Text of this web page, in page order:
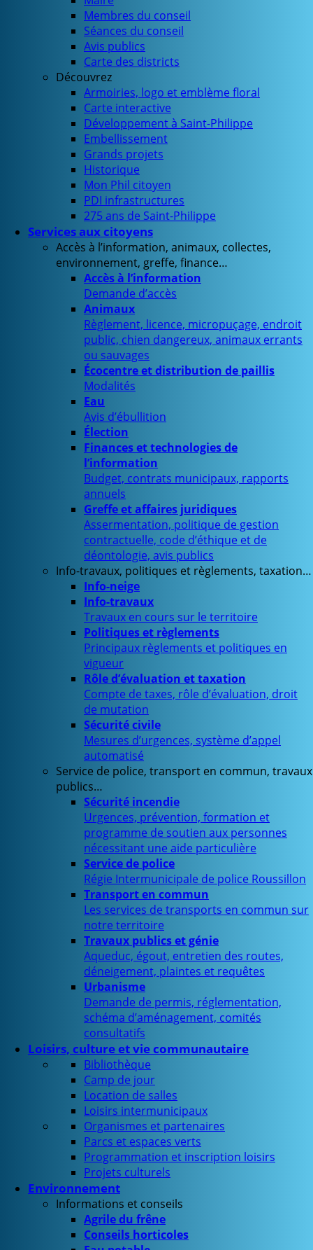
Membres du conseil
Séances du conseil
Avis publics
Carte des districts
Découvrez
Armoiries, logo et emblème floral
Carte interactive
Développement à Saint-Philippe
Embellissement
Grands projets
Historique
Mon Phil citoyen
PDI infrastructures
275 ans de Saint-Philippe
Services aux citoyens
Accès à l’information, animaux, collectes,
environnement, greffe, finance…
Accès à l’information
Demande d’accès
Animaux
Règlement, licence, micropuçage, endroit
public, chien dangereux, animaux errants
ou sauvages
Écocentre et distribution de paillis
Modalités
Eau
Avis d’ébullition
Élection
Finances et technologies de
l’information
Budget, contrats municipaux, rapports
annuels
Greffe et affaires juridiques
Assermentation, politique de gestion
contractuelle, code d’éthique et de
déontologie, avis publics
Info-travaux, politiques et règlements, taxation…
Info-neige
Info-travaux
Travaux en cours sur le territoire
Politiques et règlements
Principaux règlements et politiques en
vigueur
Rôle d’évaluation et taxation
Compte de taxes, rôle d’évaluation, droit
de mutation
Sécurité civile
Mesures d’urgences, système d’appel
automatisé
Service de police, transport en commun, travaux
publics…
Sécurité incendie
Urgences, prévention, formation et
programme de soutien aux personnes
nécessitant une aide particulière
Service de police
Régie Intermunicipale de police Roussillon
Transport en commun
Les services de transports en commun sur
notre territoire
Travaux publics et génie
Aqueduc, égout, entretien des routes,
déneigement, plaintes et requêtes
Urbanisme
Demande de permis, réglementation,
schéma d’aménagement, comités
consultatifs
Loisirs, culture et vie communautaire
Bibliothèque
Camp de jour
Location de salles
Loisirs intermunicipaux
Organismes et partenaires
Parcs et espaces verts
Programmation et inscription loisirs
Projets culturels
Environnement
Informations et conseils
Agrile du frêne
Conseils horticoles